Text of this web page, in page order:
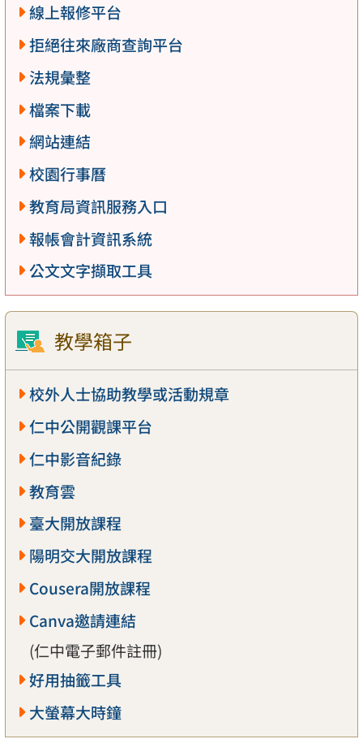
線上報修平台
拒絕往來廠商查詢平台
法規彙整
檔案下載
網站連結
校園行事曆
教育局資訊服務入口
報帳會計資訊系統
公文文字擷取工具
教學箱子
校外人士協助教學或活動規章
仁中公開觀課平台
仁中影音紀錄
教育雲
臺大開放課程
陽明交大開放課程
Cousera開放課程
Canva邀請連結
(仁中電子郵件註冊)
好用抽籤工具
大螢幕大時鐘